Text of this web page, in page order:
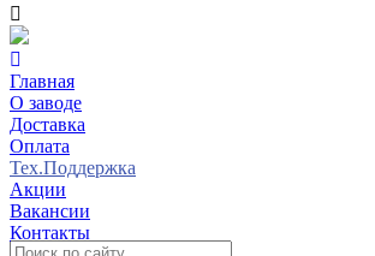
Главная
О заводе
Доставка
Оплата
Тех.Поддержка
Акции
Вакансии
Контакты